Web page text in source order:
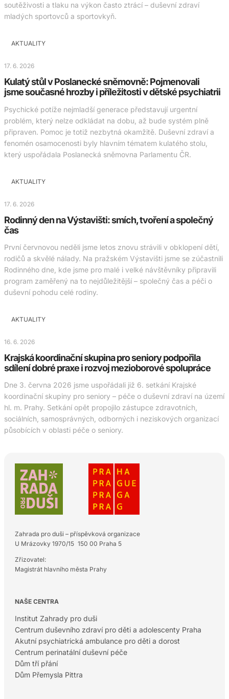
soutěživosti a tlaku na výkon často ztrácí – duševní zdraví
mladých sportovců a sportovkyň.
AKTUALITY
17. 6. 2026
Kulatý stůl v Poslanecké sněmovně: Pojmenovali
jsme současné hrozby i příležitosti v dětské psychiatrii
Psychické potíže nejmladší generace představují urgentní
problém, který nelze odkládat na dobu, až bude systém plně
připraven. Pomoc je totiž nezbytná okamžitě. Duševní zdraví a
fenomén osamocenosti byly hlavním tématem kulatého stolu,
který uspořádala Poslanecká sněmovna Parlamentu ČR.
AKTUALITY
17. 6. 2026
Rodinný den na Výstavišti: smích, tvoření a společný
čas
První červnovou neděli jsme letos znovu strávili v obklopení dětí,
rodičů a skvělé nálady. Na pražském Výstavišti jsme se zúčastnili
Rodinného dne, kde jsme pro malé i velké návštěvníky připravili
program zaměřený na to nejdůležitější – společný čas a péči o
duševní pohodu celé rodiny.
AKTUALITY
16. 6. 2026
Krajská koordinační skupina pro seniory podpořila
sdílení dobré praxe i rozvoj mezioborové spolupráce
Dne 3. června 2026 jsme uspořádali již 6. setkání Krajské
koordinační skupiny pro seniory – péče o duševní zdraví na území
hl. m. Prahy. Setkání opět propojilo zástupce zdravotních,
sociálních, samosprávných, odborných i neziskových organizací
působících v oblasti péče o seniory.
Zahrada pro duši – příspěvková organizace
U Mrázovky 1970/15 150 00 Praha 5
Zřizovatel:
Magistrát hlavního města Prahy
NAŠE CENTRA
Institut Zahrady pro duši
Centrum duševního zdraví pro děti a adolescenty Praha
Akutní psychiatrická ambulance pro děti a dorost
Centrum perinatální duševní péče
Dům tří přání
Dům Přemysla Pittra